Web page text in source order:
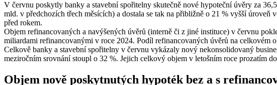
V červnu poskytly banky a stavební spořitelny skutečně nové hypoteční úvěry za
mld. v předchozích třech měsících) a dostala se tak na přibližně o 21 % vyšší
před rokem.
Objem refinancovaných a navýšených úvěrů (interně či z jiné instituce) v červnu
miliardami refinancovanými v roce 2024. Podíl refinancovaných úvěrů na
Celkově banky a stavební spořitelny v červnu vykázaly nový nekonsolidovaný
meziročním srovnání stoupl o 32 %. Jejich celkový objem v letošním roce prozatím
Objem nově poskytnutých hypoték bez a s